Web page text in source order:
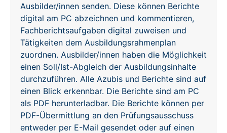
Ausbilder/innen senden. Diese können Berichte
digital am PC abzeichnen und kommentieren,
Fachberichtsaufgaben digital zuweisen und
Tätigkeiten dem Ausbildungsrahmenplan
zuordnen. Ausbilder/innen haben die Möglichkeit
einen Soll/Ist-Abgleich der Ausbildungsinhalte
durchzuführen. Alle Azubis und Berichte sind auf
einen Blick erkennbar. Die Berichte sind am PC
als PDF herunterladbar. Die Berichte können per
PDF-Übermittlung an den Prüfungsausschuss
entweder per E-Mail gesendet oder auf einen